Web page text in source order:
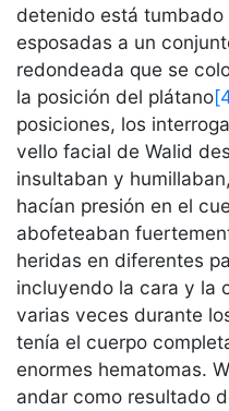
detenido está tumbado
esposadas a un
redondeada que se
la posición del plátano
posiciones, los
vello facial de Walid
insultaban y
hacían presión en el
abofeteaban
heridas en diferentes
incluyendo la cara y la
varias veces durante
tenía el cuerpo
enormes hematomas.
andar como resultado